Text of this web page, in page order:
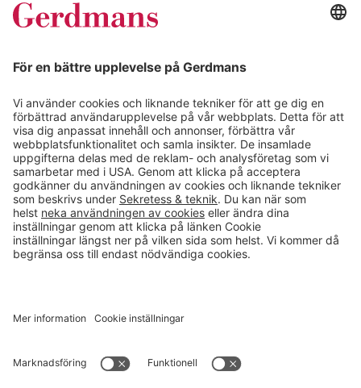
Kundcase
Läsvärt
Kontakt
info@gerdmans.se
0433-740 80
Kundservice öppettider
Vardagar 07.30-17.00
© 2026 Gerdmans Inredningar AB Alla priser är exklusive moms.
Cookie inställningar